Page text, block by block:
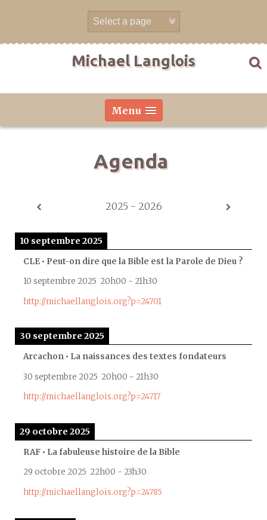
Michael Langlois
Menu
Agenda
2025 - 2026
10 septembre 2025
CLE • Peut-on dire que la Bible est la Parole de Dieu ?
10 septembre 2025 20h00 - 21h30
http://michaellanglois.org?p=24701
30 septembre 2025
Arcachon • La naissances des textes fondateurs
30 septembre 2025 20h00 - 21h30
http://michaellanglois.org?p=24717
29 octobre 2025
RAF • La fabuleuse histoire de la Bible
29 octobre 2025 22h00 - 23h30
http://michaellanglois.org?p=24785